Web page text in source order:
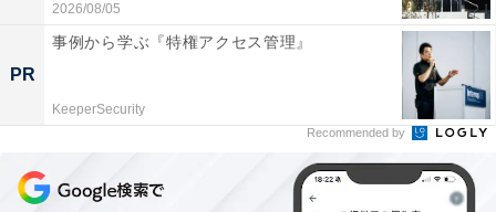
2026/08/05
PR
事例から学ぶ『特権アクセス管理』
KeeperSecurity
Recommended by